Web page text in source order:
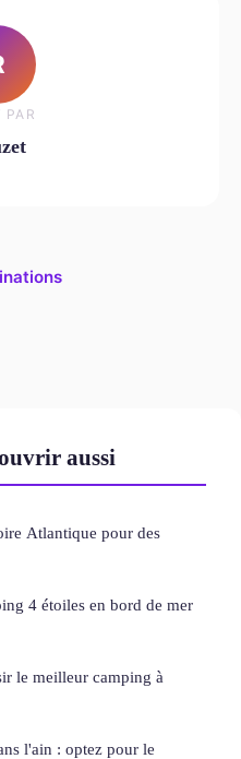
PAR
aussi
Atlantique pour des
4 étoiles en bord de mer
le meilleur camping à
l'ain : optez pour le